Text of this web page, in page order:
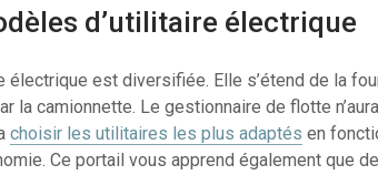
d’utilitaire électrique
électrique est diversifiée. Elle s’étend de la
la camionnette. Le gestionnaire de flotte
choisir les utilitaires les plus adaptés en
Ce portail vous apprend également que